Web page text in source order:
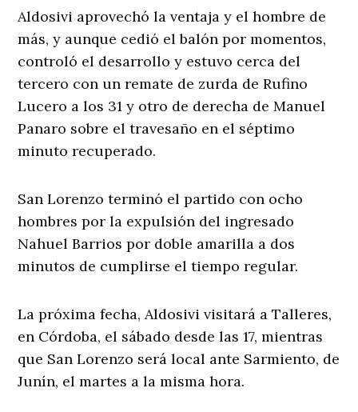
Aldosivi aprovechó la ventaja y el hombre de
más, y aunque cedió el balón por momentos,
controló el desarrollo y estuvo cerca del
tercero con un remate de zurda de Rufino
Lucero a los 31 y otro de derecha de Manuel
Panaro sobre el travesaño en el séptimo
minuto recuperado.
San Lorenzo terminó el partido con ocho
hombres por la expulsión del ingresado
Nahuel Barrios por doble amarilla a dos
minutos de cumplirse el tiempo regular.
La próxima fecha, Aldosivi visitará a Talleres,
en Córdoba, el sábado desde las 17, mientras
que San Lorenzo será local ante Sarmiento, de
Junín, el martes a la misma hora.